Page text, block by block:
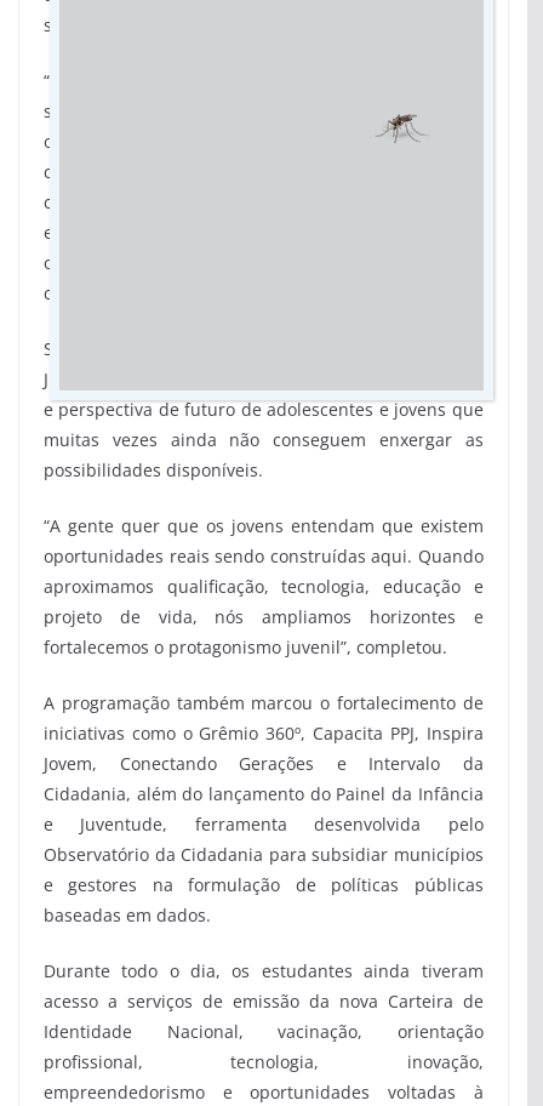
sonhos, vocações e realidades dos territórios.
“A qualificação profissional precisa dialogar com os
sonhos da juventude e também com as
oportunidades que Mato Grosso do Sul está
construindo. O Estado vive um momento de
crescimento e desenvolvimento, e os jovens precisam
estar inseridos nesse processo, preparados para
ocupar esses espaços e construir seus próprios
caminhos”, afirmou.
Segundo ele, iniciativas como a Trilha Qualifica
Juventude ajudam a aproximar informação, formação
e perspectiva de futuro de adolescentes e jovens que
muitas vezes ainda não conseguem enxergar as
possibilidades disponíveis.
“A gente quer que os jovens entendam que existem
oportunidades reais sendo construídas aqui. Quando
aproximamos qualificação, tecnologia, educação e
projeto de vida, nós ampliamos horizontes e
fortalecemos o protagonismo juvenil”, completou.
A programação também marcou o fortalecimento de
iniciativas como o Grêmio 360º, Capacita PPJ, Inspira
Jovem, Conectando Gerações e Intervalo da
Cidadania, além do lançamento do Painel da Infância
e Juventude, ferramenta desenvolvida pelo
Observatório da Cidadania para subsidiar municípios
e gestores na formulação de políticas públicas
baseadas em dados.
Durante todo o dia, os estudantes ainda tiveram
acesso a serviços de emissão da nova Carteira de
Identidade Nacional, vacinação, orientação
profissional, tecnologia, inovação,
empreendedorismo e oportunidades voltadas à